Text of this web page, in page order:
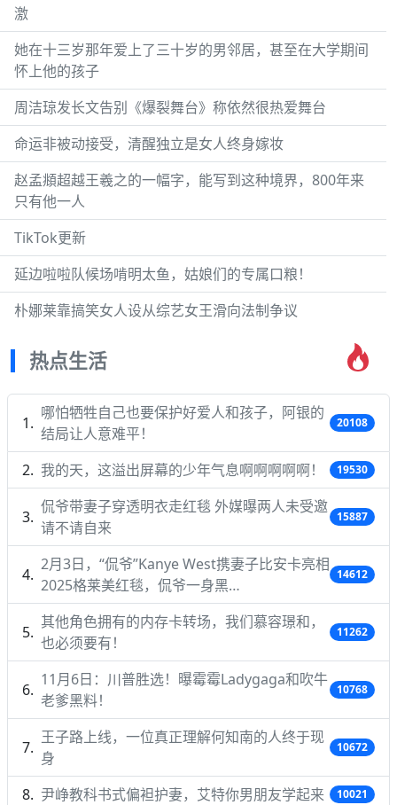
激
她在十三岁那年爱上了三十岁的男邻居，甚至在大学期间
怀上他的孩子
周洁琼发长文告别《爆裂舞台》称依然很热爱舞台
命运非被动接受，清醒独立是女人终身嫁妆
赵孟頫超越王羲之的一幅字，能写到这种境界，800年来
只有他一人
TikTok更新
延边啦啦队候场啃明太鱼，姑娘们的专属口粮！
朴娜莱靠搞笑女人设从综艺女王滑向法制争议
热点生活
哪怕牺牲自己也要保护好爱人和孩子，阿银的
结局让人意难平！
20108
我的天，这溢出屏幕的少年气息啊啊啊啊啊！ 19530
侃爷带妻子穿透明衣走红毯 外媒曝两人未受邀
请不请自来
15887
2月3日，“侃爷”Kanye West携妻子比安卡亮相
2025格莱美红毯，侃爷一身黑…
14612
其他角色拥有的内存卡转场，我们慕容璟和，
也必须要有！
11262
11月6日：川普胜选！曝霉霉Ladygaga和吹牛
老爹黑料！
10768
王子路上线，一位真正理解何知南的人终于现
身
10672
尹峥教科书式偏袒护妻，艾特你男朋友学起来 10021